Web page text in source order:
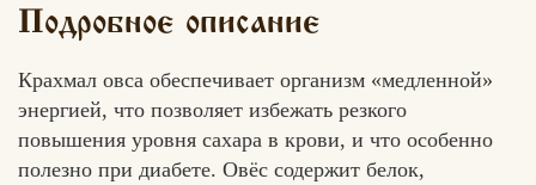
Подробное описание
Крахмал овса обеспечивает организм «медленной»
энергией, что позволяет избежать резкого
повышения уровня сахара в крови, и что особенно
полезно при диабете. Овёс содержит белок,